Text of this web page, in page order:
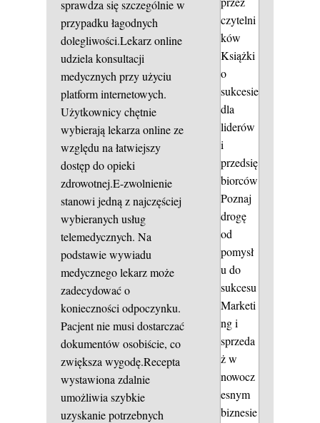
sprawdza się szczególnie w
przypadku łagodnych
dolegliwości.Lekarz online
udziela konsultacji
medycznych przy użyciu
platform internetowych.
Użytkownicy chętnie
wybierają lekarza online ze
względu na łatwiejszy
dostęp do opieki
zdrowotnej.E-zwolnienie
stanowi jedną z najczęściej
wybieranych usług
telemedycznych. Na
podstawie wywiadu
medycznego lekarz może
zadecydować o
konieczności odpoczynku.
Pacjent nie musi dostarczać
dokumentów osobiście, co
zwiększa wygodę.Recepta
wystawiona zdalnie
umożliwia szybkie
uzyskanie potrzebnych
czytelni
ków
Książki
o
sukcesie
dla
liderów
i
przedsię
biorców
Poznaj
drogę
od
pomysł
u do
sukcesu
Marketi
ng i
sprzeda
ż w
nowocz
esnym
biznesie